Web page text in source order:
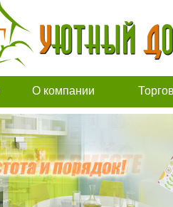
О компании